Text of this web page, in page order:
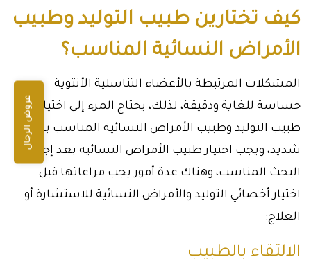
عروض الرجال
كيف تختارين طبيب التوليد وطبيب
الأمراض النسائية المناسب؟
المشكلات المرتبطة بالأعضاء التناسلية الأنثوية
حساسة للغاية ودقيقة، لذلك، يحتاج المرء إلى اختيار
طبيب التوليد وطبيب الأمراض النسائية المناسب بحذر
شديد، ويجب اختيار طبيب الأمراض النسائية بعد إجراء
البحث المناسب، وهناك عدة أمور يجب مراعاتها قبل
اختيار أخصائي التوليد والأمراض النسائية للاستشارة أو
العلاج:
الالتقاء بالطبيب